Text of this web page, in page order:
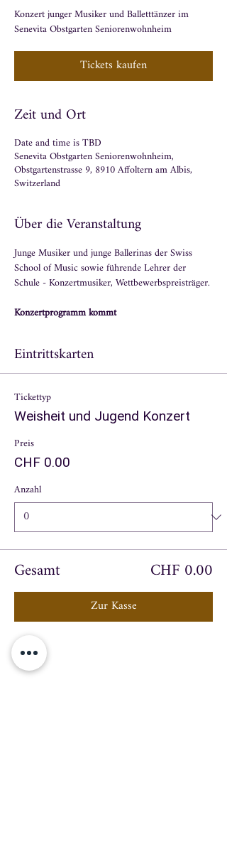
Konzert junger Musiker und Balletttänzer im
Senevita Obstgarten Seniorenwohnheim
Tickets kaufen
Zeit und Ort
Date and time is TBD
Senevita Obstgarten Seniorenwohnheim,
Obstgartenstrasse 9, 8910 Affoltern am Albis,
Switzerland
Über die Veranstaltung
Junge Musiker und junge Ballerinas der Swiss
School of Music sowie führende Lehrer der
Schule - Konzertmusiker, Wettbewerbspreisträger.
Konzertprogramm kommt
Eintrittskarten
Tickettyp
Weisheit und Jugend Konzert
Preis
CHF 0.00
Anzahl
Gesamt CHF 0.00
Zur Kasse